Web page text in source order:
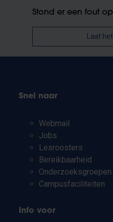
Stond er een fout
Laat
Snel naar
Webmail
Jobs
Lesroosters
Bereikbaarheid
Onderzoeksgroepen
Campusfaciliteiten
Info voor